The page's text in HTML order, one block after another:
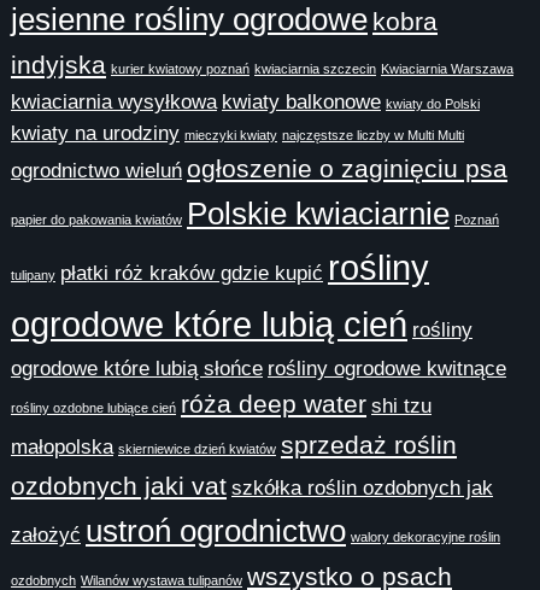
jesienne rośliny ogrodowe kobra
indyjska kurier kwiatowy poznań kwiaciarnia szczecin Kwiaciarnia Warszawa
kwiaciarnia wysyłkowa kwiaty balkonowe kwiaty do Polski
kwiaty na urodziny mieczyki kwiaty najczęstsze liczby w Multi Multi
ogrodnictwo wieluń ogłoszenie o zaginięciu psa
papier do pakowania kwiatów Polskie kwiaciarnie Poznań
tulipany płatki róż kraków gdzie kupić rośliny
ogrodowe które lubią cień rośliny
ogrodowe które lubią słońce rośliny ogrodowe kwitnące
rośliny ozdobne lubiące cień róża deep water shi tzu
małopolska skierniewice dzień kwiatów sprzedaż roślin
ozdobnych jaki vat szkółka roślin ozdobnych jak
założyć ustroń ogrodnictwo walory dekoracyjne roślin
ozdobnych Wilanów wystawa tulipanów wszystko o psach